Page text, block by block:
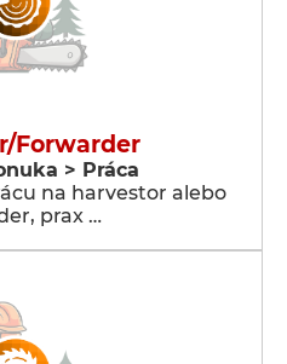
Forwarder
> Práca
na harvestor alebo
prax …